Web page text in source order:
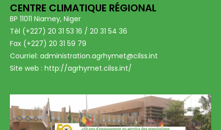
CENTRE CLIMATIQUE RÉGIONAL
BP 11011 Niamey, Niger
Tél (+227) 20 31 53 16 / 20 31 54 36
Fax (+227) 20 31 59 79
Courriel: administration.agrhymet@cilss.int
Site web : http://agrhymet.cilss.int/